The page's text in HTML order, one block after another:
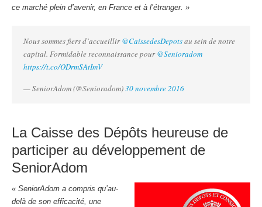
ce marché plein d’avenir, en France et à l’étranger. »
Nous sommes fiers d’accueillir@CaissedesDepotsau sein de notre
capital. Formidable reconnaissance pour@Senioradom
https://t.co/ODrmSAtImV
— SeniorAdom (@Senioradom)30 novembre 2016
La Caisse des Dépôts heureuse de
participer au développement de
SeniorAdom
« SeniorAdom a compris qu’au-
delà de son efficacité, une